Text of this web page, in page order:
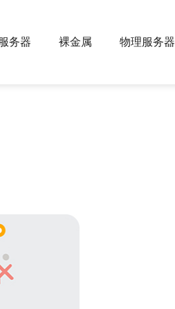
务器 裸金属 物理服务器